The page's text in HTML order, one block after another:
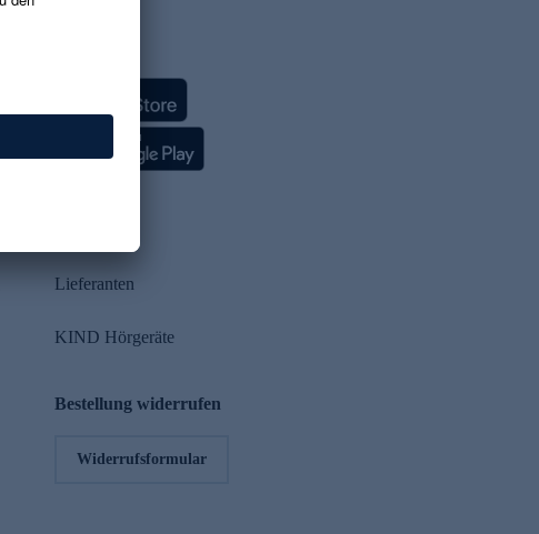
Lieferanten
KIND Hörgeräte
Bestellung widerrufen
Widerrufsformular